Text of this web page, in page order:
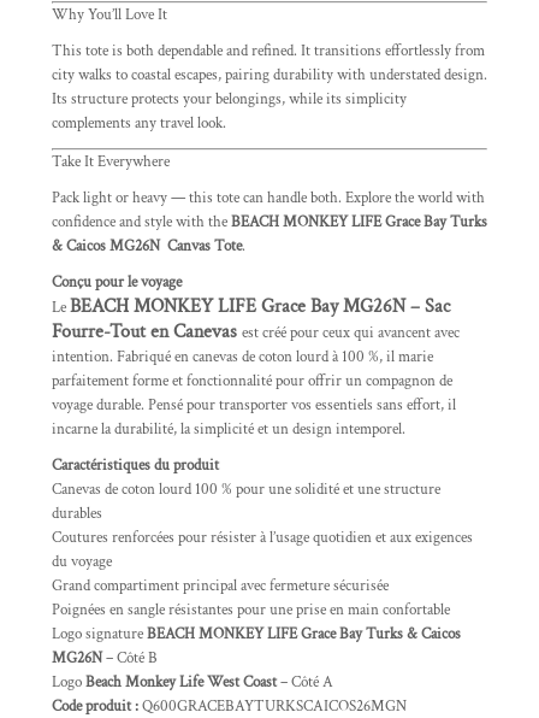
Why You’ll Love It
This tote is both dependable and refined. It transitions effortlessly from
city walks to coastal escapes, pairing durability with understated design.
Its structure protects your belongings, while its simplicity
complements any travel look.
Take It Everywhere
Pack light or heavy — this tote can handle both. Explore the world with
confidence and style with theBEACH MONKEY LIFE Grace Bay Turks
& Caicos MG26N Canvas Tote.
Conçu pour le voyage
LeBEACH MONKEY LIFE Grace Bay MG26N – Sac
Fourre-Tout en Canevas est créé pour ceux qui avancent avec
intention. Fabriqué en canevas de coton lourd à 100 %, il marie
parfaitement forme et fonctionnalité pour offrir un compagnon de
voyage durable. Pensé pour transporter vos essentiels sans effort, il
incarne la durabilité, la simplicité et un design intemporel.
Caractéristiques du produit
Canevas de coton lourd 100 % pour une solidité et une structure
durables
Coutures renforcées pour résister à l’usage quotidien et aux exigences
du voyage
Grand compartiment principal avec fermeture sécurisée
Poignées en sangle résistantes pour une prise en main confortable
Logo signatureBEACH MONKEY LIFE Grace Bay Turks & Caicos
MG26N– Côté B
LogoBeach Monkey Life West Coast– Côté A
Code produit :Q600GRACEBAYTURKSCAICOS26MGN